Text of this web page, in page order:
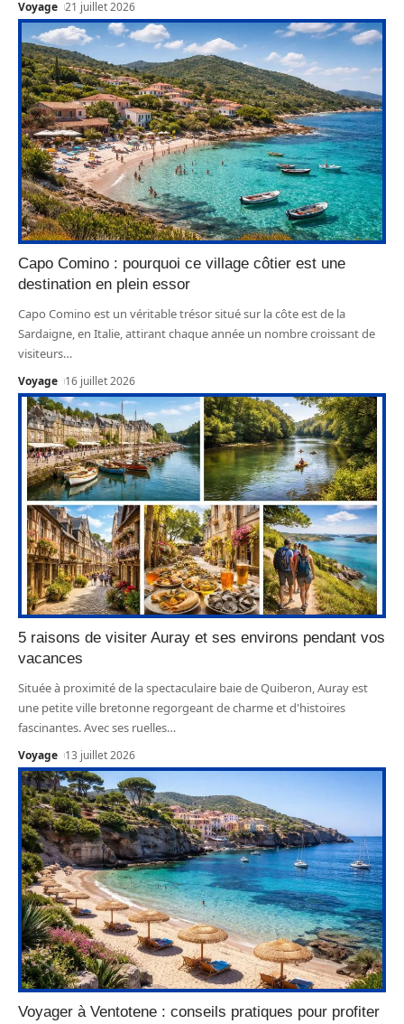
Voyage 21 juillet 2026
Capo Comino : pourquoi ce village côtier est une
destination en plein essor
Capo Comino est un véritable trésor situé sur la côte est de la
Sardaigne, en Italie, attirant chaque année un nombre croissant de
visiteurs…
Voyage 16 juillet 2026
5 raisons de visiter Auray et ses environs pendant vos
vacances
Située à proximité de la spectaculaire baie de Quiberon, Auray est
une petite ville bretonne regorgeant de charme et d'histoires
fascinantes. Avec ses ruelles…
Voyage 13 juillet 2026
Voyager à Ventotene : conseils pratiques pour profiter